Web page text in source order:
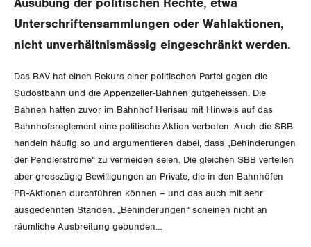
Finanzen und Steuerpolitik
Geld und Währung
Aussenwirtschaft
Verteilung
AHV
Berufliche Vorsorge
Arbeitslosenversicherung
Überbrückungsleistung
Verkehr
Post
Gleichstellung von Frauen und Männern
Ausübung der politischen Rechte, etwa
Unterschriftensammlungen oder Wahlaktionen,
nicht unverhältnismässig eingeschränkt werden.
Das BAV hat einen Rekurs einer politischen Partei gegen die
Südostbahn und die Appenzeller-Bahnen gutgeheissen. Die
Bahnen hatten zuvor im Bahnhof Herisau mit Hinweis auf das
Bahnhofsreglement eine politische Aktion verboten. Auch die SBB
handeln häufig so und argumentieren dabei, dass „Behinderungen
der Pendlerströme“ zu vermeiden seien. Die gleichen SBB verteilen
aber grosszügig Bewilligungen an Private, die in den Bahnhöfen
PR-Aktionen durchführen können – und das auch mit sehr
ausgedehnten Ständen. „Behinderungen“ scheinen nicht an
räumliche Ausbreitung gebunden…